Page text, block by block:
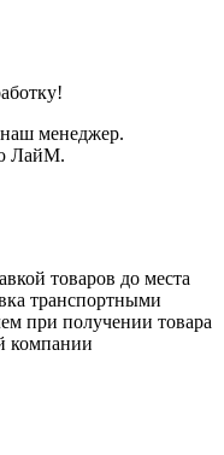
менеджер.
ЛайМ.
товаров до места
транспортными
при получении товара
компании